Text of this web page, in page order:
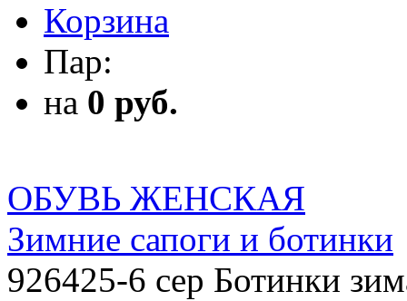
Корзина
Пар:
на 0 руб.
ОБУВЬ ЖЕНСКАЯ
Зимние сапоги и ботинки
926425-6 сер Ботинки